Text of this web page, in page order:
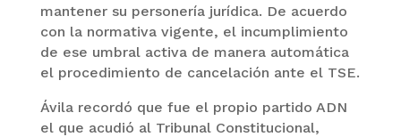
mantener su personería jurídica. De acuerdo
con la normativa vigente, el incumplimiento
de ese umbral activa de manera automática
el procedimiento de cancelación ante el TSE.
Ávila recordó que fue el propio partido ADN
el que acudió al Tribunal Constitucional,